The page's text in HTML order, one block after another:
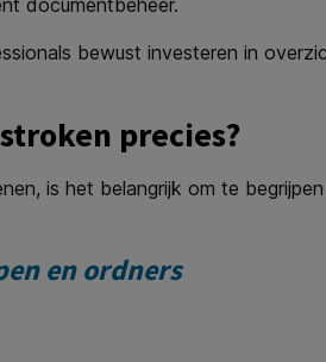
documentbeheer.
bewust investeren in
precies?
is het belangrijk om te
en ordners